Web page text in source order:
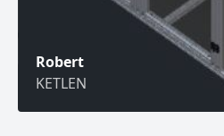
Robert
KETLEN